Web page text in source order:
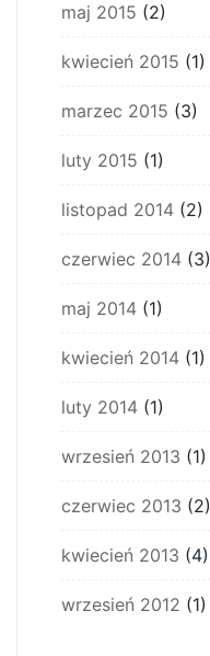
maj 2015 (2)
kwiecień 2015 (1)
marzec 2015 (3)
luty 2015 (1)
listopad 2014 (2)
czerwiec 2014 (3)
maj 2014 (1)
kwiecień 2014 (1)
luty 2014 (1)
wrzesień 2013 (1)
czerwiec 2013 (2)
kwiecień 2013 (4)
wrzesień 2012 (1)